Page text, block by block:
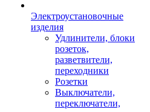
Электроустановочные
изделия
Удлинители, блоки
розеток,
разветвители,
переходники
Розетки
Выключатели,
переключатели,